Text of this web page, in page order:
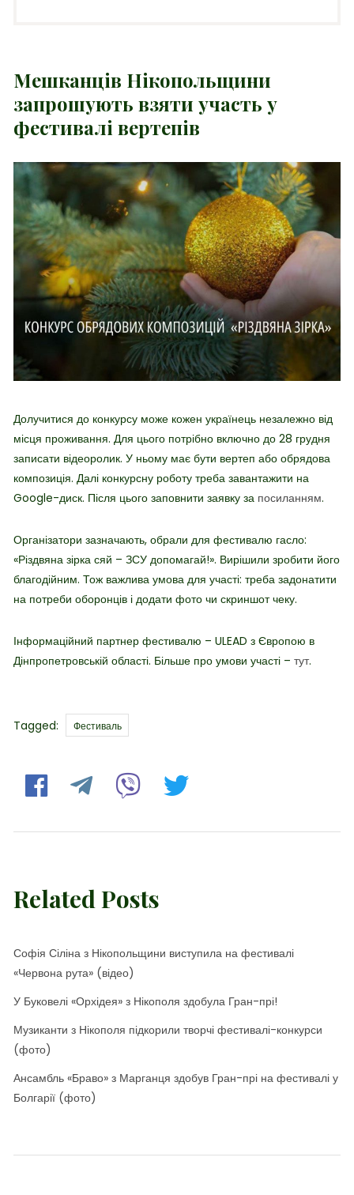
Мешканців Нікопольщини
запрошують взяти участь у
фестивалі вертепів
Долучитися до конкурсу може кожен українець незалежно від
місця проживання. Для цього потрібно включно до 28 грудня
записати відеоролик. У ньому має бути вертеп або обрядова
композиція. Далі конкурсну роботу треба завантажити на
Google-диск. Після цього заповнити заявку за посиланням.
Організатори зазначають, обрали для фестивалю гасло:
«Різдвяна зірка сяй – ЗСУ допомагай!». Вирішили зробити його
благодійним. Тож важлива умова для участі: треба задонатити
на потреби оборонців і додати фото чи скриншот чеку.
Інформаційний партнер фестивалю – ULEAD з Європою в
Дінпропетровській області. Більше про умови участі – тут.
Tagged: Tags
Фестиваль
Related Posts
Софія Сіліна з Нікопольщини виступила на фестивалі
«Червона рута» (відео)
У Буковелі «Орхідея» з Нікополя здобула Гран-прі!
Музиканти з Нікополя підкорили творчі фестивалі-конкурси
(фото)
Ансамбль «Браво» з Марганця здобув Гран-прі на фестивалі у
Болгарії (фото)